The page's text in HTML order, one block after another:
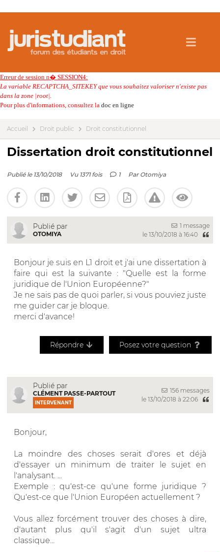
Erreur de session n� SESSION4:
La variable RECAPTCHA_SITEKEY que vous souhaitez valoriser n'existe pas
dans la zone |root|.
Pour plus d'informations, consultez la doc en ligne
Accueil Droit public Droit constitutionnel
Dissertation droit constitutionnel
Publié le 13/10/2018 Vu 1371 fois 1 Par Otomiya
Publié par
OTOMIYA
1 message
le 13/10/2018 à 16:40
Bonjour je suis en L1 droit et j'ai une dissertation à
faire qui est la suivante : "Quelle est la forme
juridique de l'Union Européenne?"
Je ne sais pas de quoi parler, si vous pouviez juste
me guider car je bloque.
merci d'avance!
Répondre Posez votre question
Publié par
CLÉMENT PASSE-PARTOUT
INTERVENANT
156 messages
le 13/10/2018 à 22:06
Bonjour,
La moindre des choses serait d'ores et déjà
d'essayer un minimum de traiter le sujet en
l'analysant. ...
Exemple : qu'est-ce qu'une forme juridique ?
Qu'est-ce que l'Union Européen actuellement ?
Vous allez forcément trouver des choses à dire,
d'autant plus qu'il s'agit d'un sujet ultra
classique...